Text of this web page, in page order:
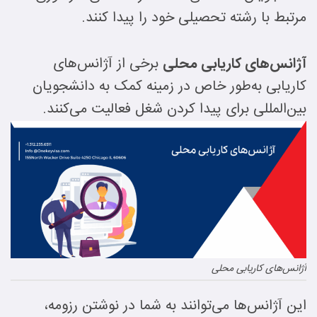
مرتبط با رشته تحصیلی خود را پیدا کنند.
آژانس‌های کاریابی محلی برخی از آژانس‌های
کاریابی به‌طور خاص در زمینه کمک به دانشجویان
بین‌المللی برای پیدا کردن شغل فعالیت می‌کنند.
آژانس‌های کاریابی محلی
این آژانس‌ها می‌توانند به شما در نوشتن رزومه،